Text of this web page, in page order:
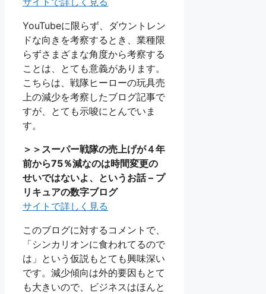
YouTubeに限らず、ダウントレン
ドな向きを考察するとき、業種限
らずさまざまな角度から考察する
ことは、とても意義があります。
こちらは、戦隊ヒーローの玩具売
上の減少を考察したブログ記事で
すが、とても示唆にとんでいま
す。
＞＞スーパー戦隊の売上げが４年
前から75％減なのは時間変更の
せいではないよ、というお話 – プ
リキュアの数字ブログ
サイトで詳しく見る
このブログに対するコメントで、
「シンカリオンに食われてるので
は」という仮説もとても興味深い
です。減少傾向は外的要因もとて
も大きいので、ビジネスはほんと